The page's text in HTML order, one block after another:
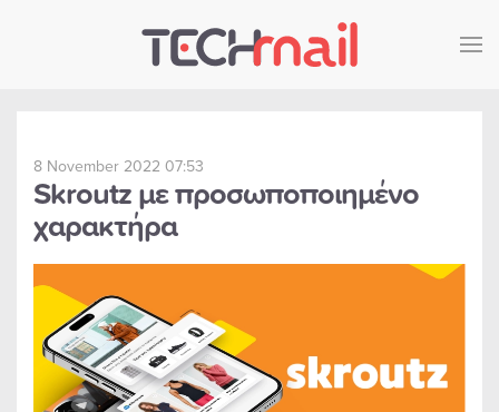
Skip to main content
8 November 2022 07:53
Skroutz με προσωποποιημένο
χαρακτήρα